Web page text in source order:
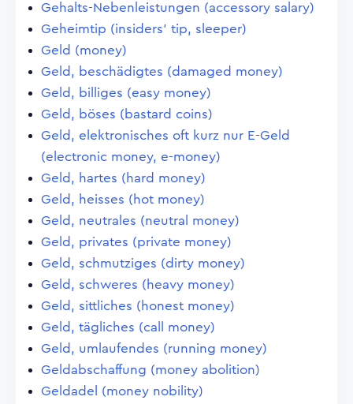
Gehalts-Nebenleistungen (accessory salary)
Geheimtip (insiders' tip, sleeper)
Geld (money)
Geld, beschädigtes (damaged money)
Geld, billiges (easy money)
Geld, böses (bastard coins)
Geld, elektronisches oft kurz nur E-Geld
(electronic money, e-money)
Geld, hartes (hard money)
Geld, heisses (hot money)
Geld, neutrales (neutral money)
Geld, privates (private money)
Geld, schmutziges (dirty money)
Geld, schweres (heavy money)
Geld, sittliches (honest money)
Geld, tägliches (call money)
Geld, umlaufendes (running money)
Geldabschaffung (money abolition)
Geldadel (money nobility)